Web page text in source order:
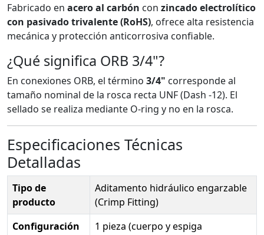
Fabricado en acero al carbón con zincado electrolítico
con pasivado trivalente (RoHS), ofrece alta resistencia
mecánica y protección anticorrosiva confiable.
¿Qué significa ORB 3/4"?
En conexiones ORB, el término 3/4" corresponde al
tamaño nominal de la rosca recta UNF (Dash -12). El
sellado se realiza mediante O-ring y no en la rosca.
Especificaciones Técnicas
Detalladas
Tipo de
producto
Aditamento hidráulico engarzable
(Crimp Fitting)
Configuración
1 pieza (cuerpo y espiga